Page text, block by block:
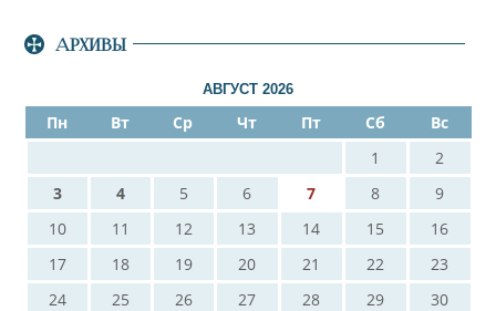
АРХИВЫ
АВГУСТ 2026
Пн Вт Ср Чт Пт Сб
Вс
1
2
3
4 5 6 7 8
9
10
11 12 13 14 15
16
17
18 19 20 21 22
23
24
25 26 27 28 29
30